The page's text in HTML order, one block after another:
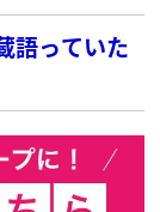
語っていた